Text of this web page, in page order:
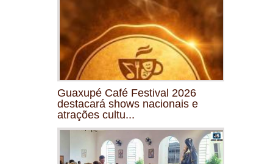
Guaxupé Café Festival 2026
destacará shows nacionais e
atrações cultu...